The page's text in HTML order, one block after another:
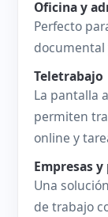
Oficina y
Perfecto
documental
Teletrabajo
La pantalla
permiten
online y
Empresas y
Una
de trabajo